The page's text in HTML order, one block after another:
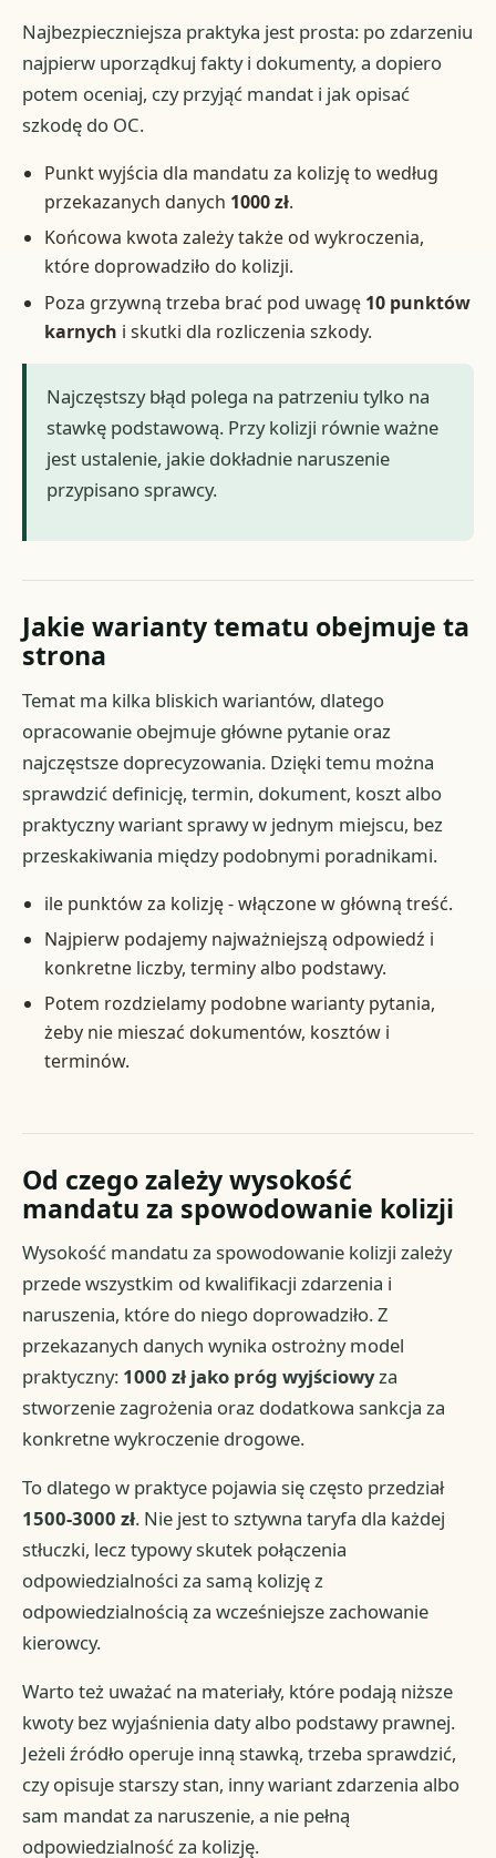
Najbezpieczniejsza praktyka jest prosta: po zdarzeniu
najpierw uporządkuj fakty i dokumenty, a dopiero
potem oceniaj, czy przyjąć mandat i jak opisać
szkodę do OC.
Punkt wyjścia dla mandatu za kolizję to według
przekazanych danych 1000 zł.
Końcowa kwota zależy także od wykroczenia,
które doprowadziło do kolizji.
Poza grzywną trzeba brać pod uwagę 10 punktów
karnych i skutki dla rozliczenia szkody.
Najczęstszy błąd polega na patrzeniu tylko na
stawkę podstawową. Przy kolizji równie ważne
jest ustalenie, jakie dokładnie naruszenie
przypisano sprawcy.
Jakie warianty tematu obejmuje ta
strona
Temat ma kilka bliskich wariantów, dlatego
opracowanie obejmuje główne pytanie oraz
najczęstsze doprecyzowania. Dzięki temu można
sprawdzić definicję, termin, dokument, koszt albo
praktyczny wariant sprawy w jednym miejscu, bez
przeskakiwania między podobnymi poradnikami.
ile punktów za kolizję - włączone w główną treść.
Najpierw podajemy najważniejszą odpowiedź i
konkretne liczby, terminy albo podstawy.
Potem rozdzielamy podobne warianty pytania,
żeby nie mieszać dokumentów, kosztów i
terminów.
Od czego zależy wysokość
mandatu za spowodowanie kolizji
Wysokość mandatu za spowodowanie kolizji zależy
przede wszystkim od kwalifikacji zdarzenia i
naruszenia, które do niego doprowadziło. Z
przekazanych danych wynika ostrożny model
praktyczny: 1000 zł jako próg wyjściowyza
stworzenie zagrożenia oraz dodatkowa sankcja za
konkretne wykroczenie drogowe.
To dlatego w praktyce pojawia się często przedział
1500-3000 zł. Nie jest to sztywna taryfa dla każdej
stłuczki, lecz typowy skutek połączenia
odpowiedzialności za samą kolizję z
odpowiedzialnością za wcześniejsze zachowanie
kierowcy.
Warto też uważać na materiały, które podają niższe
kwoty bez wyjaśnienia daty albo podstawy prawnej.
Jeżeli źródło operuje inną stawką, trzeba sprawdzić,
czy opisuje starszy stan, inny wariant zdarzenia albo
sam mandat za naruszenie, a nie pełną
odpowiedzialność za kolizję.